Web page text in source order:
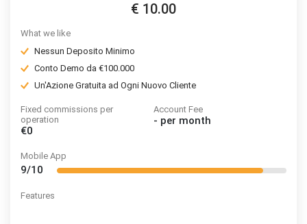
€ 10.00
What we like
Nessun Deposito Minimo
Conto Demo da €100.000
Un'Azione Gratuita ad Ogni Nuovo Cliente
Fixed commissions per
operation
€0
Account Fee
- per month
Mobile App
9/10
Features